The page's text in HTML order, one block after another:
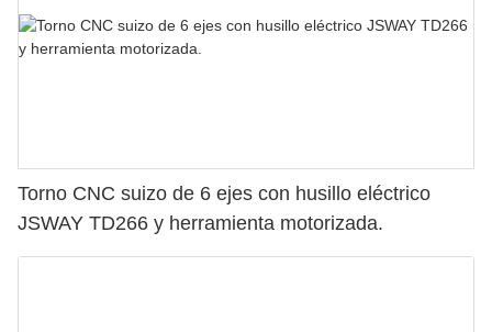
Torno CNC suizo de 6 ejes con husillo eléctrico
JSWAY TD266 y herramienta motorizada.